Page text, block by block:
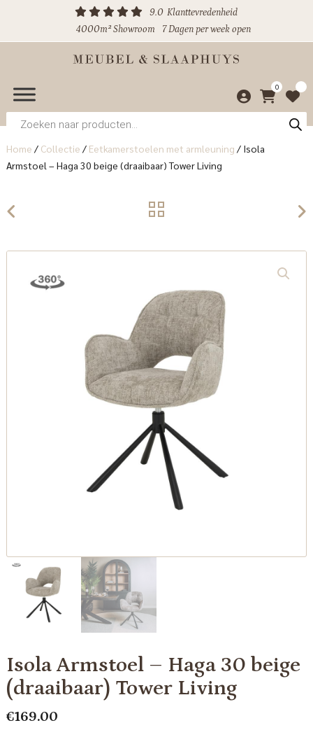
9.0 Klanttevredenheid
4000m² Showroom
7 Dagen per week open
0
Producten
zoeken
Home / Collectie / Eetkamerstoelen met armleuning / Isola
Armstoel – Haga 30 beige (draaibaar) Tower Living
Isola Armstoel – Haga 30 beige
(draaibaar) Tower Living
€169.00